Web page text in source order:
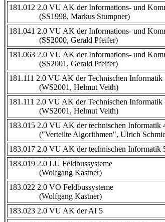
181.012 2.0 VU AK der Informations- und
(SS1998, Markus Stumpner)
181.041 2.0 VU AK der Informations- und
(SS2000, Gerald Pfeifer)
181.063 2.0 VU AK der Informations- und
(SS2001, Gerald Pfeifer)
181.111 2.0 VU AK der Technischen Informatik
(WS2001, Helmut Veith)
181.111 2.0 VU AK der Technischen Informatik
(WS2001, Helmut Veith)
183.015 2.0 VU AK der technischen Informatik
("Verteilte Algorithmen", Ulrich
183.017 2.0 VU AK der technischen Informatik
183.019 2.0 LU Feldbussysteme
(Wolfgang Kastner)
183.022 2.0 VO Feldbussysteme
(Wolfgang Kastner)
183.023 2.0 VU AK der AI 5